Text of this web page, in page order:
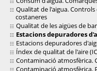
Qualitat de l'aigua.
costaneres
Qualitat de les aigües de
Estacions depuradores
Estacions depuradores
Índex de qualitat de l'aire
Contaminació atmosfèrica.
Contaminació atmosfèrica.